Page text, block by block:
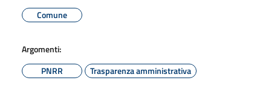
Comune
Argomenti:
PNRR
Trasparenza amministrativa